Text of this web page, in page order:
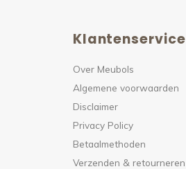
Klantenservice
Over Meubols
Algemene voorwaarden
Disclaimer
Privacy Policy
Betaalmethoden
Verzenden & retourneren